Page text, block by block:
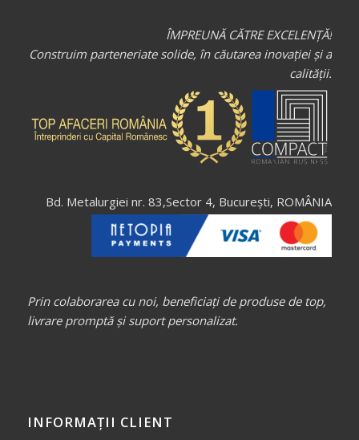
ÎMPREUNĂ CĂTRE EXCELENȚĂ!
Construim parteneriate solide, în căutarea inovației și a
calității.
Bd. Metalurgiei nr. 83,Sector 4, București, ROMÂNIA
Prin colaborarea cu noi, beneficiați de produse de top,
livrare promptă și suport personalizat.
INFORMAȚII CLIENT